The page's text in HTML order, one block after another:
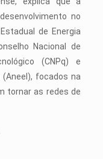
no
de Energia
Nacional de
(CNPq) e
(Aneel), focados na
tornar as redes de